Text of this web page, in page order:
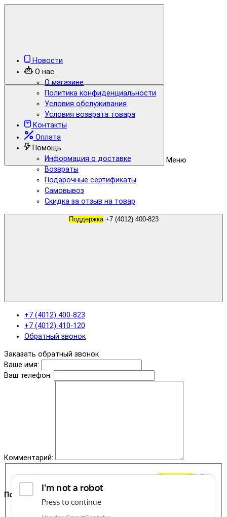
Меню
Корзина 00 ₽
Поддержка
Новости
О нас
О магазине
Политика конфиденциальности
Условия обслуживания
Условия возврата товара
Контакты
Оплата
Помощь
Информация о доставке
Возвраты
Подарочные сертификаты
Самовывоз
Скидка за отзыв на товар
Поддержка +7 (4012) 400-823
+7 (4012) 400-823
+7 (4012) 410-120
Обратный звонок
Заказать обратный звонок
Ваше имя:
Ваш телефон:
Комментарий: